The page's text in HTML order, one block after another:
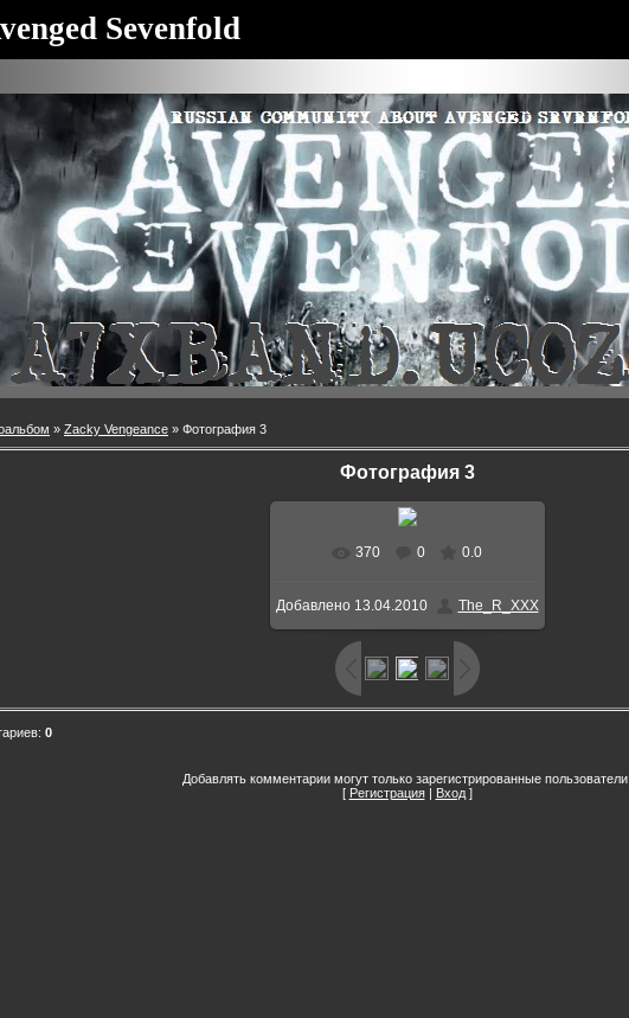
Sevenfold
» Zacky Vengeance » Фотография 3
Фотография 3
В реальном размере 1280x1024
/ 185.9Kb
370 0 0.0
Добавлено 13.04.2010 The_R_XXX
: 0
Добавлять комментарии могут только зарегистрированные пользователи.
[ Регистрация| Вход]